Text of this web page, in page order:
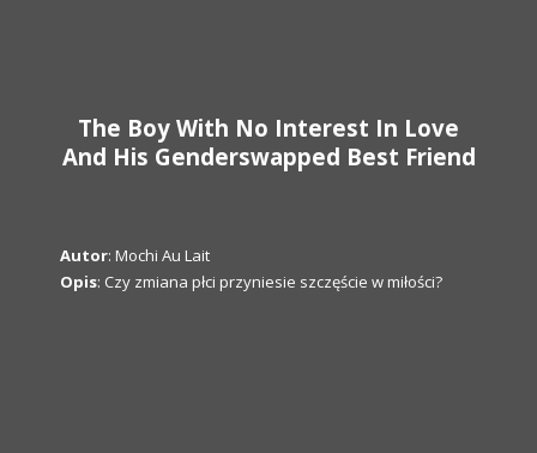
The Boy With No Interest In Love
And His Genderswapped Best Friend
Autor: Mochi Au Lait
Opis: Czy zmiana płci przyniesie szczęście w miłości?